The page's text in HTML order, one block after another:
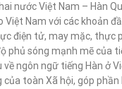
nước Việt Nam – Hàn
Việt Nam với các khoản
điện tử, may mặc, thực
phủ sóng mạnh mẽ của
về ngôn ngữ tiếng Hàn ở
toàn Xã hội, góp